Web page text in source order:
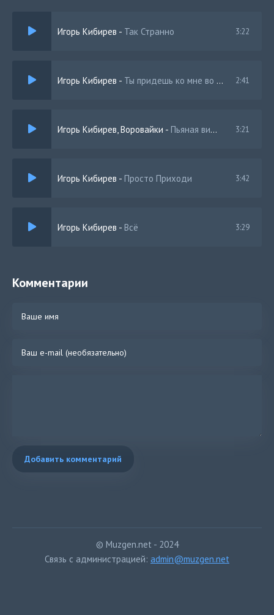
Игорь Кибирев - Так Странно 3:22
Игорь Кибирев - Ты придешь ко мне во сне 2:41
Игорь Кибирев, Воровайки - Пьяная вишня 3:21
Игорь Кибирев - Просто Приходи 3:42
Игорь Кибирев - Всё 3:29
Комментарии
Добавить комментарий
© Muzgen.net - 2024
Связь с администрацией: admin@muzgen.net